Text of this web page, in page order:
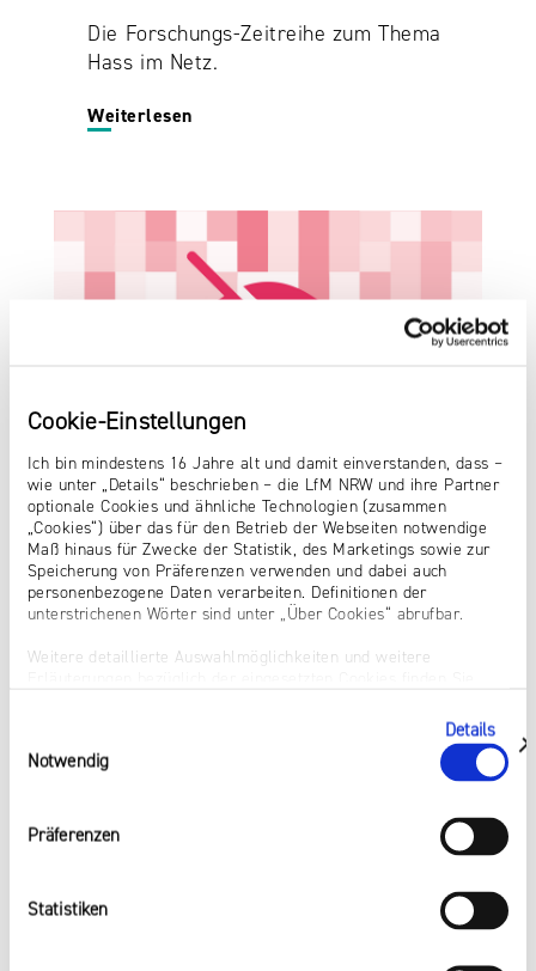
Cookie-Einstellungen
Ich bin mindestens 16 Jahre alt und damit einverstanden, dass –
wie unter „Details“ beschrieben – die LfM NRW und ihre Partner
optionale Cookies und ähnliche Technologien (zusammen
„Cookies“) über das für den Betrieb der Webseiten notwendige
Maß hinaus für Zwecke der Statistik, des Marketings sowie zur
Speicherung von Präferenzen verwenden und dabei auch
personenbezogene Daten verarbeiten. Definitionen der
unterstrichenen Wörter sind unter „Über Cookies“ abrufbar.
Weitere detaillierte Auswahlmöglichkeiten und weitere
„Einwilligung ändern“ in der Datenschutzerklärung aufgerufen
werden. Dort können Sie auch Ihre Einwilligung jederzeit mit
Wirkung für die Zukunft widerrufen. Die vollständige Ablehnung
optionaler Cookies erfolgt über den Button „Nur notwendige
Notwendig
Präferenzen
Statistiken
Details
zeigen
Die Forschungs-Zeitreihe zum Thema
Hass im Netz.
Weiterlesen
ERFAHRUNG VON MINDERJÄHRIGEN MIT
PORNOGRAFIE UND SEXTING
Die Forschungs-Zeitreihe zum Thema
Pornografie und Sexting.